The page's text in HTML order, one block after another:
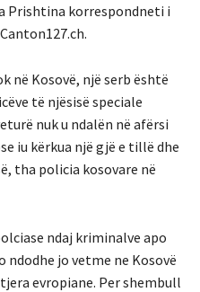
Prishtina korrespondneti i
në Kosovë, një serb është
të njësisë speciale
nuk u ndalën në afërsi
iu kërkua një gjë e tillë dhe
tha policia kosovare në
ndaj kriminalve apo
ndodhe jo vetme ne Kosovë
evropiane. Per shembull